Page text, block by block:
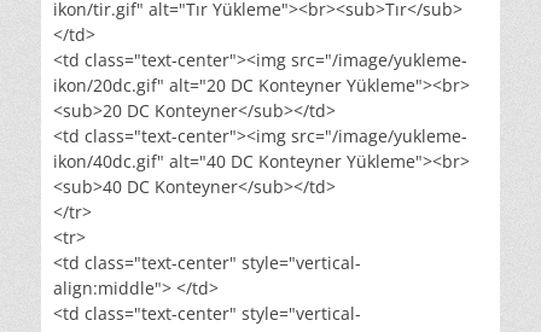
ikon/tir.gif" alt="Tır Yükleme"><br><sub>Tır</sub>
</td>
<td class="text-center"><img src="/image/yukleme-
ikon/20dc.gif" alt="20 DC Konteyner Yükleme"><br>
<sub>20 DC Konteyner</sub></td>
<td class="text-center"><img src="/image/yukleme-
ikon/40dc.gif" alt="40 DC Konteyner Yükleme"><br>
<sub>40 DC Konteyner</sub></td>
</tr>
<tr>
<td class="text-center" style="vertical-
align:middle"> </td>
<td class="text-center" style="vertical-